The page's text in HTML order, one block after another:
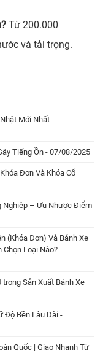
Từ 200.000
và tải trọng.
Mới Nhất -
Tiếng Ồn - 07/08/2025
Đơn Và Khóa Cổ
Nghiệp – Ưu Nhược Điểm
(Khóa Đơn) Và Bánh Xe
Loại Nào? -
Sản Xuất Bánh Xe
Độ Bền Lâu Dài -
Quốc | Giao Nhanh Từ